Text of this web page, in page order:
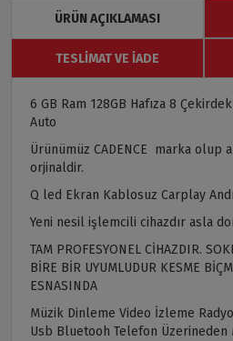
ÜRÜN AÇIKLAMASI
TESLIMAT VE İADE
6 GB Ram 128GB Hafıza 8
Auto
Ürünümüz CADENCE marka olup
orjinaldir.
Q led Ekran Kablosuz Carplay
Yeni nesil işlemcili cihazdır asla
TAM PROFESYONEL CİHAZDIR.
BİRE BİR UYUMLUDUR KESME
ESNASINDA
Müzik Dinleme Video İzleme
Usb Bluetooh Telefon Üzerineden